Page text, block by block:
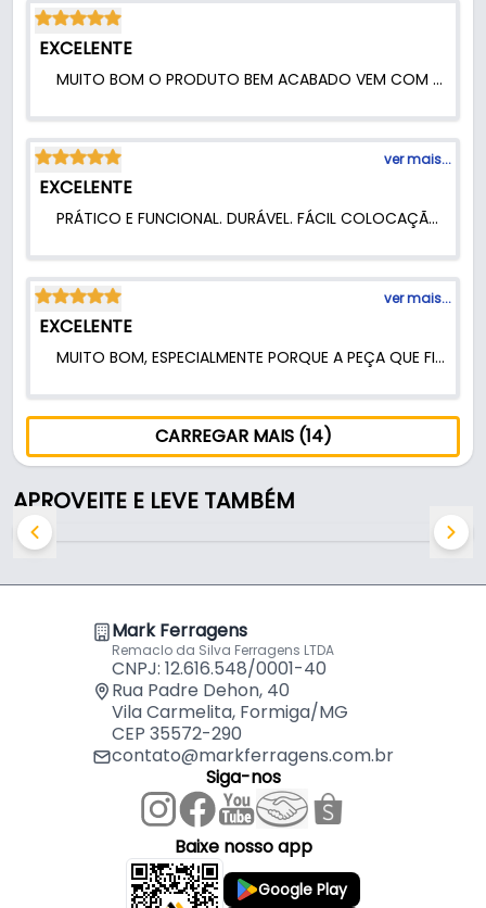
EXCELENTE
MUITO BOM O PRODUTO BEM ACABADO VEM COM OS ADESIVOS QUE FACILITOU BEM.
ver mais...
EXCELENTE
PRÁTICO E FUNCIONAL. DURÁVEL. FÁCIL COLOCAÇÃO E FIXAÇÃO. RECOMENDO. AH, E MUITO DISCRETO !!.
ver mais...
EXCELENTE
MUITO BOM, ESPECIALMENTE PORQUE A PEÇA QUE FICA NO CHÃO É BEM FININHA, NÃO SE CORRE O RISCO DE DAR UMA TOPADA. E SEGURA BEM A PORTA. GOSTEI MUITO.
CARREGAR MAIS (14)
APROVEITE E LEVE TAMBÉM
Mark Ferragens
Remaclo da Silva Ferragens LTDA
CNPJ: 12.616.548/0001-40
Rua Padre Dehon, 40
Vila Carmelita, Formiga/MG
CEP 35572-290
contato@markferragens.com.br
Siga-nos
Baixe nosso app
Google Play